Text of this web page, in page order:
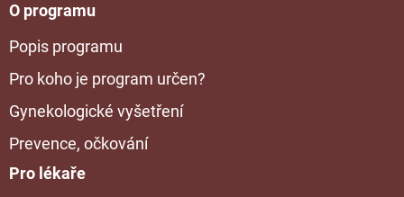
O programu
Popis programu
Pro koho je program určen?
Gynekologické vyšetření
Prevence, očkování
Pro lékaře